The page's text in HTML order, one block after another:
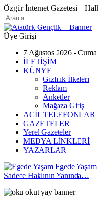
Özgür İnternet Gazetesi –
Üye Girişi
7 Ağustos 2026 -
İLETİŞİM
KÜNYE
Gizlilik İlkeleri
Reklam
Anketler
Mağaza Giriş
ACİL TELEFONLAR
GAZETELER
Yerel Gazeteler
MEDYA LİNKLERİ
YAZARLAR
Egede
Sadece Haklının Yanında…